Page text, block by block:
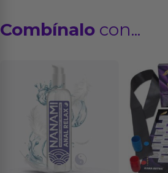
Combínalo con...